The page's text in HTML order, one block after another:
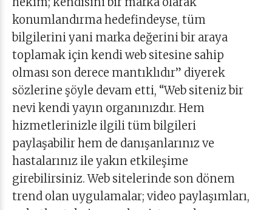
konumlandırma hedefindeyse, tüm
bilgilerini yani marka değerini bir araya
toplamak için kendi web sitesine sahip
olması son derece mantıklıdır” diyerek
sözlerine şöyle devam etti, “Web siteniz bir
nevi kendi yayın organınızdır. Hem
hizmetlerinizle ilgili tüm bilgileri
paylaşabilir hem de danışanlarınız ve
hastalarınız ile yakın etkileşime
girebilirsiniz. Web sitelerinde son dönem
trend olan uygulamalar; video paylaşımları,